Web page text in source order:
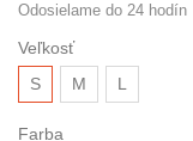
Odosielame do 24 hodín
Veľkosť
S
M L
Farba